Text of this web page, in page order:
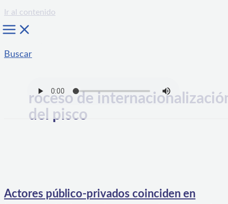
Ir al contenido
Buscar
roceso de
del pisco
Actores público-privados coinciden en